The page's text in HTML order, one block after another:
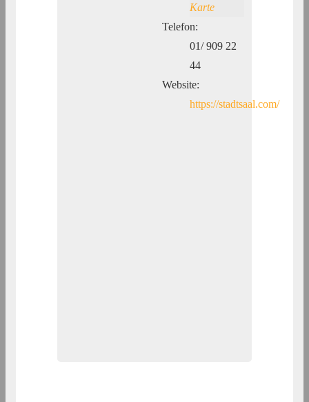
Karte
Telefon:
01/ 909 22
44
Website:
https://stadtsaal.com/